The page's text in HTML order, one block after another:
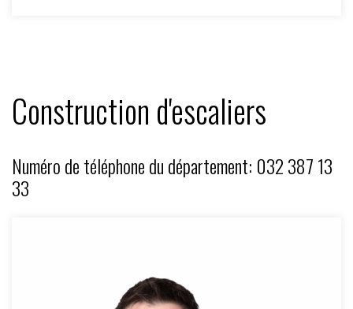
Construction d'escaliers
Numéro de téléphone du département: 032 387 13
33